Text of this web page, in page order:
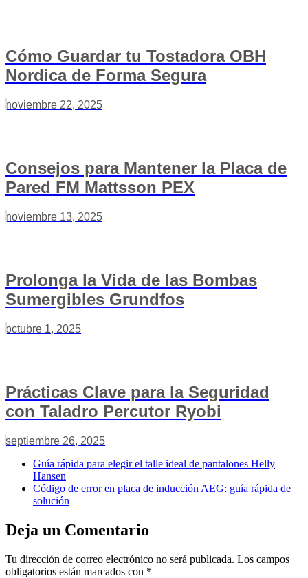
Cómo Guardar tu Tostadora OBH
Nordica de Forma Segura
noviembre 22, 2025
Consejos para Mantener la Placa de
Pared FM Mattsson PEX
noviembre 13, 2025
Prolonga la Vida de las Bombas
Sumergibles Grundfos
octubre 1, 2025
Prácticas Clave para la Seguridad
con Taladro Percutor Ryobi
septiembre 26, 2025
Guía rápida para elegir el talle ideal de pantalones Helly
Hansen
Código de error en placa de inducción AEG: guía rápida de
solución
Deja un Comentario
Tu dirección de correo electrónico no será publicada. Los campos
obligatorios están marcados con *